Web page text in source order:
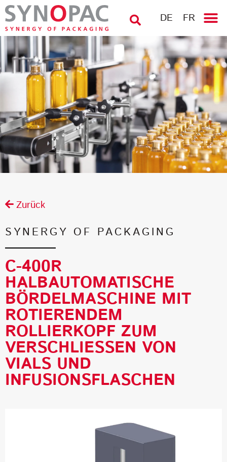
DE FR
Zurück
SYNERGY OF PACKAGING
C-400R
HALBAUTOMATISCHE
BÖRDELMASCHINE MIT
ROTIERENDEM
ROLLIERKOPF ZUM
VERSCHLIESSEN VON
VIALS UND
INFUSIONSFLASCHEN